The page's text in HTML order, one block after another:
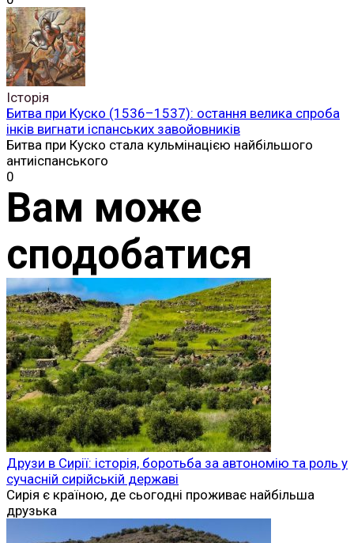
Історія
Битва при Куско (1536–1537): остання велика спроба
інків вигнати іспанських завойовників
Битва при Куско стала кульмінацією найбільшого
антиіспанського
0
Вам може
сподобатися
Друзи в Сирії: історія, боротьба за автономію та роль у
сучасній сирійській державі
Сирія є країною, де сьогодні проживає найбільша
друзька